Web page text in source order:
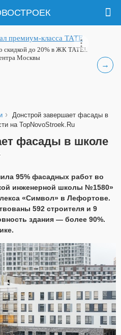
→
премиум-класса ТАТЕ
скидкой до 20% в ЖК ТАТЕ!.
Москвы
› Донстрой завершает фасады в
на TopNovoStroek.Ru
фасады в школе
95% фасадных работ во
инженерной школы №1580»
«Символ» в Лефортове.
592 строителя и 9
здания — более 90%.